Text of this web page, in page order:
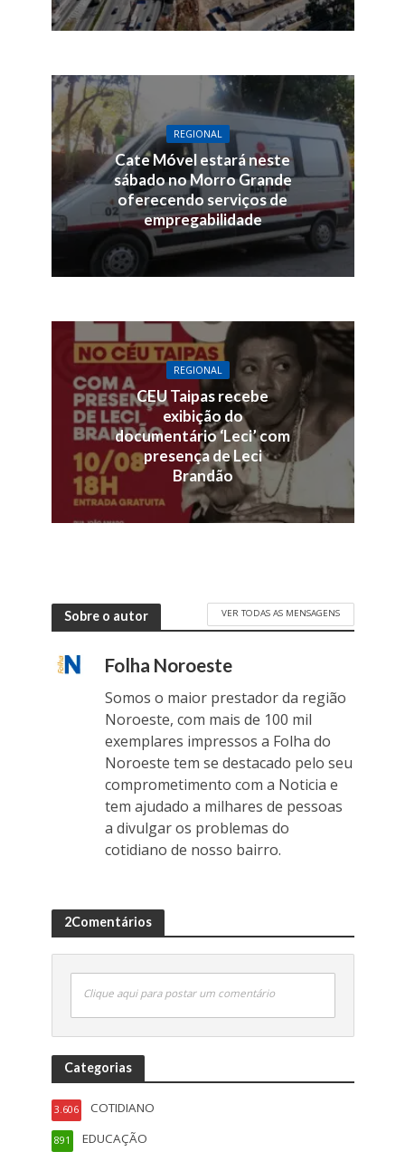
REGIONAL
Cate Móvel estará neste
sábado no Morro Grande
oferecendo serviços de
empregabilidade
REGIONAL
CEU Taipas recebe
exibição do
documentário ‘Leci’ com
presença de Leci
Brandão
Sobre o autor VER TODAS AS MENSAGENS
Folha Noroeste
Somos o maior prestador da região
Noroeste, com mais de 100 mil
exemplares impressos a Folha do
Noroeste tem se destacado pelo seu
comprometimento com a Noticia e
tem ajudado a milhares de pessoas
a divulgar os problemas do
cotidiano de nosso bairro.
2Comentários
Clique aqui para postar um comentário
Categorias
COTIDIANO
3.606
EDUCAÇÃO
891